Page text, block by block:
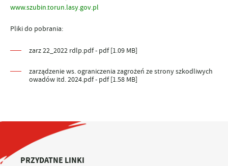
www.szubin.torun.lasy.gov.pl
Pliki do pobrania:
zarz 22_2022 rdlp.pdf - pdf [1.09 MB]
zarządzenie ws. ograniczenia zagrożeń ze strony szkodliwych
owadów itd. 2024.pdf - pdf [1.58 MB]
PRZYDATNE LINKI